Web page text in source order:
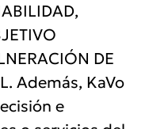
DE
Además, KaVo
e